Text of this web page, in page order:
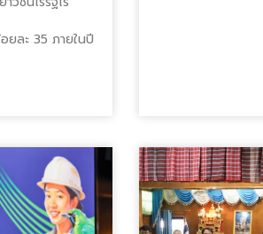
ยละ 35 ภายในปี